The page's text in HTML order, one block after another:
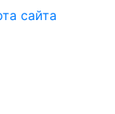
сайта